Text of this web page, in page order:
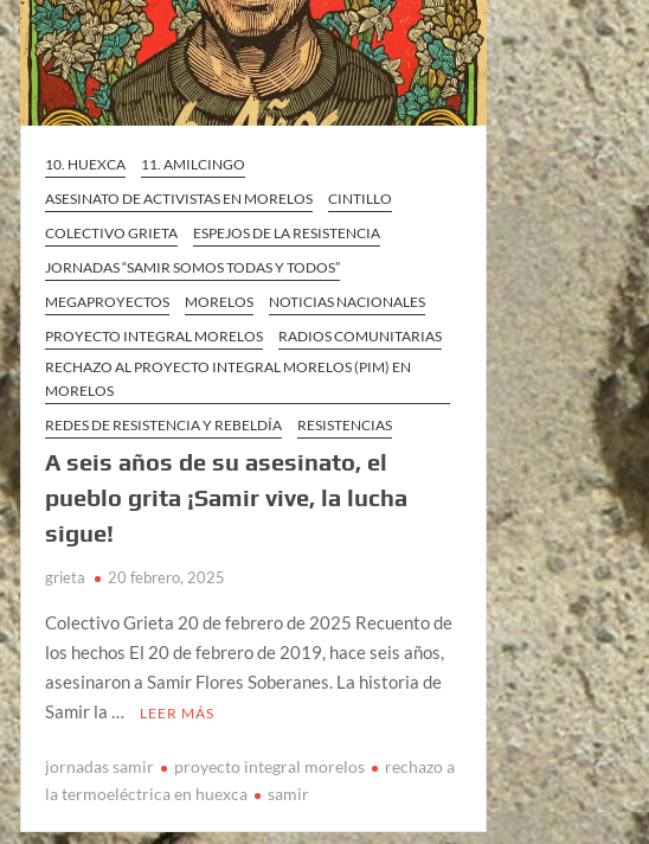
10. HUEXCA
11. AMILCINGO
ASESINATO DE ACTIVISTAS EN MORELOS
CINTILLO
COLECTIVO GRIETA
ESPEJOS DE LA RESISTENCIA
JORNADAS “SAMIR SOMOS TODAS Y TODOS”
MEGAPROYECTOS
MORELOS
NOTICIAS NACIONALES
PROYECTO INTEGRAL MORELOS
RADIOS COMUNITARIAS
RECHAZO AL PROYECTO INTEGRAL MORELOS (PIM) EN
MORELOS
REDES DE RESISTENCIA Y REBELDÍA
RESISTENCIAS
A seis años de su asesinato, el
pueblo grita ¡Samir vive, la lucha
sigue!
grieta 20 febrero, 2025
Colectivo Grieta 20 de febrero de 2025 Recuento de
los hechos El 20 de febrero de 2019, hace seis años,
asesinaron a Samir Flores Soberanes. La historia de
Samir la …
LEER MÁS
jornadas samir proyecto integral morelos
rechazo a
la termoeléctrica en huexca
samir